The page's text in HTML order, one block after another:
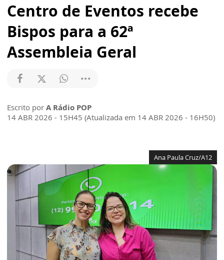
Centro de Eventos recebe
Bispos para a 62ª
Assembleia Geral
Escrito por A Rádio POP
14 ABR 2026 - 15H45 (Atualizada em 14 ABR 2026 - 16H50)
Ana Paula Cruz/A12